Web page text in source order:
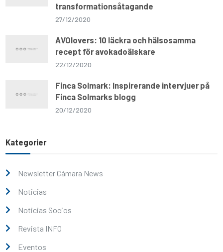
transformationsåtagande
27/12/2020
AVOlovers: 10 läckra och hälsosamma
recept för avokadoälskare
22/12/2020
Finca Solmark: Inspirerande intervjuer på
Finca Solmarks blogg
20/12/2020
Kategorier
Newsletter Cámara News
Noticias
Noticias Socios
Revista INFO
Eventos